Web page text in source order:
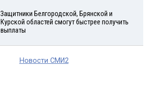
Защитники Белгородской, Брянской и
Курской областей смогут быстрее получить
выплаты
Новости СМИ2